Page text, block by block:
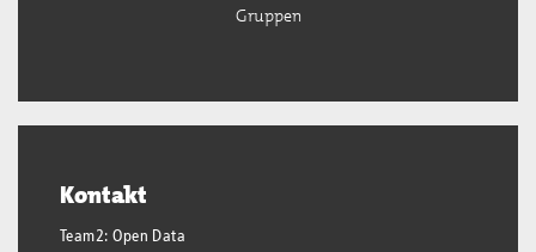
Gruppen
Kontakt
Team2: Open Data